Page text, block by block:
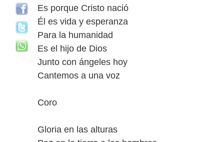
Es porque Cristo nació
Él es vida y esperanza
Para la humanidad
Es el hijo de Dios
Junto con ángeles hoy
Cantemos a una voz
Coro
Gloria en las alturas